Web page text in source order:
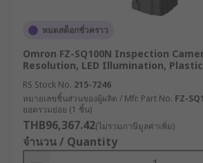
พื้นที่จำกัดและส่งภาพกลับมายังจอแสดงผ
LCD, สมาร์ตโฟน หรือแท็บเล็ตได้ โดยทั่ว
แคบ หรือเปียกน้ำ
กล้องงูมีให้เลือกหลายรุ่น ตั้งแต่ขนาดพก
หัวแบบงอได้ ไปจนถึงรุ่นอุตสาหกรรมข
ความทนทานสูง ถือเป็นอุปกรณ์สำคัญที่
หลากหลายอุตสาหกรรมที่ต้องจำเป็นต้อง
ตรวจสอบในรูปแบบต่าง ๆ
หมดสต็อกชั่วคราว
Omron FZ-SQ100N Inspection
Resolution, LED Illumination, Plastic
RS Stock No. 215-7246
หมายเลขชิ้นส่วนของผู้ผลิต / Mfr. Part No. FZ-
ยอดรวมย่อย (1 ชิ้น)
THB96,367.42(ไม่รวมภาษีมูลค่าเพิ่ม)
จำนวน / Quantity